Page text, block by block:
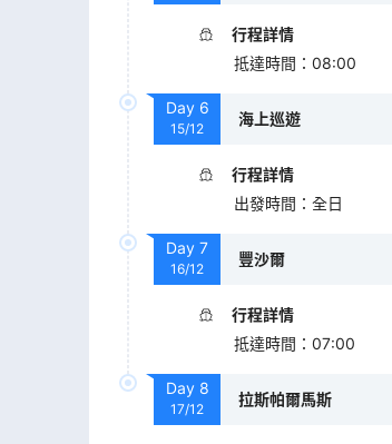
行程詳情
抵達時間 ： 08:00
Day 6
15/12
海上巡遊
行程詳情
出發時間 ： 全日
Day 7
16/12
豐沙爾
行程詳情
抵達時間 ： 07:00
Day 8
17/12
拉斯帕爾馬斯